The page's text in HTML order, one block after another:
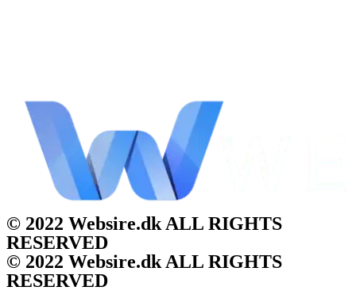
© 2022 Websire.dk ALL RIGHTS
RESERVED
© 2022 Websire.dk ALL RIGHTS
RESERVED